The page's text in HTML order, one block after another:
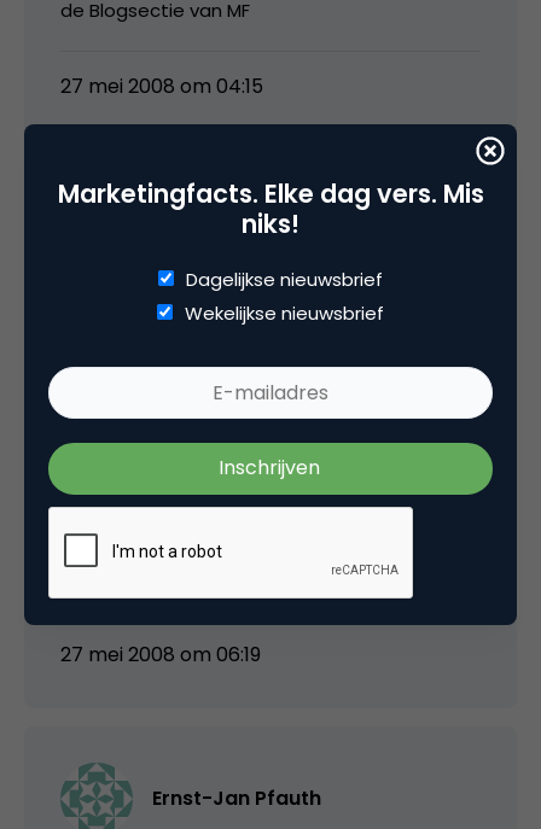
de Blogsectie van MF
27 mei 2008 om 04:15
@Ernst-Jan Dat e-boek schrijft je dat in het
dat het gereed is?
Al enige idee wanneer de blogconferentie
gaat plaatsvinden? Doelgroep bloggers?
@Marco komt er nog weer een Nederlandse
business blog meeting of heb ik dat al
27 mei 2008 om 06:19
Ernst-Jan Pfauth
Marketingfacts. Elke dag vers. Mis
niks!
Dagelijkse nieuwsbrief
Wekelijkse nieuwsbrief